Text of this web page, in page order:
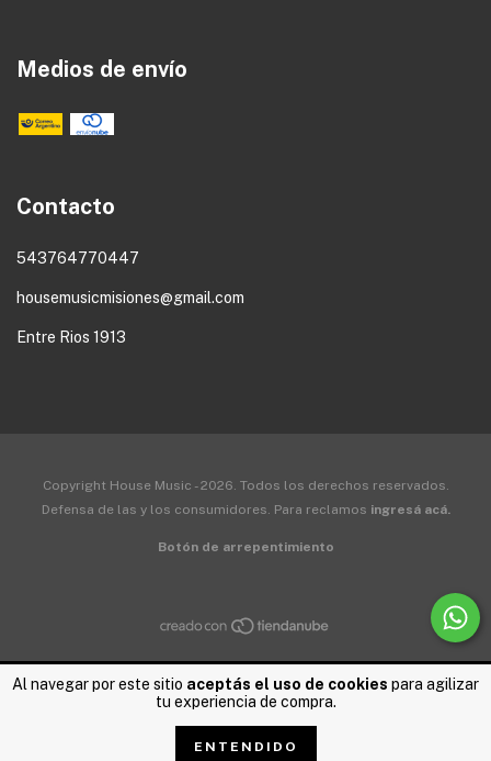
Al navegar por este sitio aceptás el uso de cookies para agilizar
tu experiencia de compra.
ENTENDIDO
Medios de envío
Contacto
543764770447
housemusicmisiones@gmail.com
Entre Rios 1913
Copyright House Music - 2026. Todos los derechos reservados.
Defensa de las y los consumidores. Para reclamos ingresá acá.
Botón de arrepentimiento